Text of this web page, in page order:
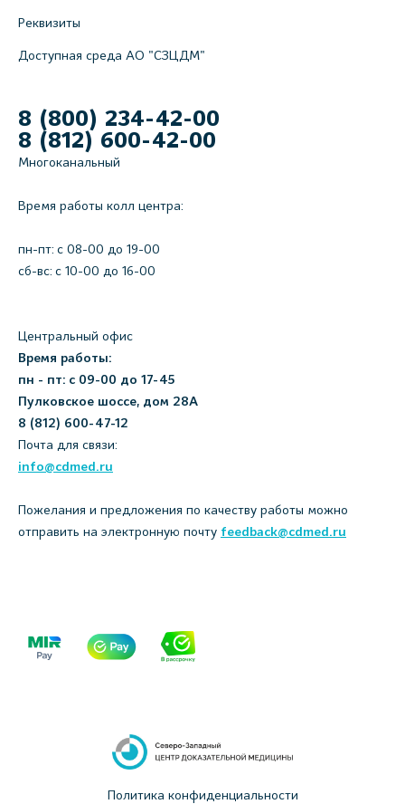
Реквизиты
Доступная среда АО "СЗЦДМ"
8 (800) 234-42-00
8 (812) 600-42-00
Многоканальный
Время работы колл центра:
пн-пт: c 08-00 до 19-00
сб-вс: с 10-00 до 16-00
Центральный офис
Время работы:
пн - пт: с 09-00 до 17-45
Пулковское шоссе, дом 28А
8 (812) 600-47-12
Почта для связи:
info@cdmed.ru
Пожелания и предложения по качеству работы можно
отправить на электронную почту feedback@cdmed.ru
Политика конфиденциальности